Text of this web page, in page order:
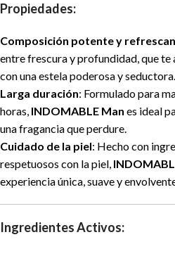
Propiedades:
Composición potente y
entre frescura y profundidad, que
con una estela poderosa y seductora.
Larga duración: Formulado para
horas, INDOMABLE Man es ideal
una fragancia que perdure.
Cuidado de la piel: Hecho con
respetuosos con la piel,
experiencia única, suave y
Ingredientes Activos: